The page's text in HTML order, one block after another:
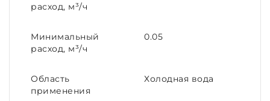
расход, м³/ч
Минимальный
расход, м³/ч
0.05
Область
применения
Холодная вода